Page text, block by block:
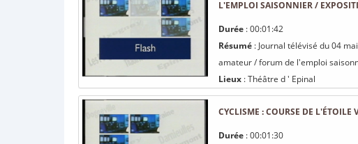
L'EMPLOI SAISONNIER /
Durée : 00:01:42
Résumé : Journal télévisé du 04
amateur / forum de l'emploi
Lieux : Théâtre d ' Epinal
CYCLISME : COURSE DE L'ÉTOILE
Durée : 00:01:30